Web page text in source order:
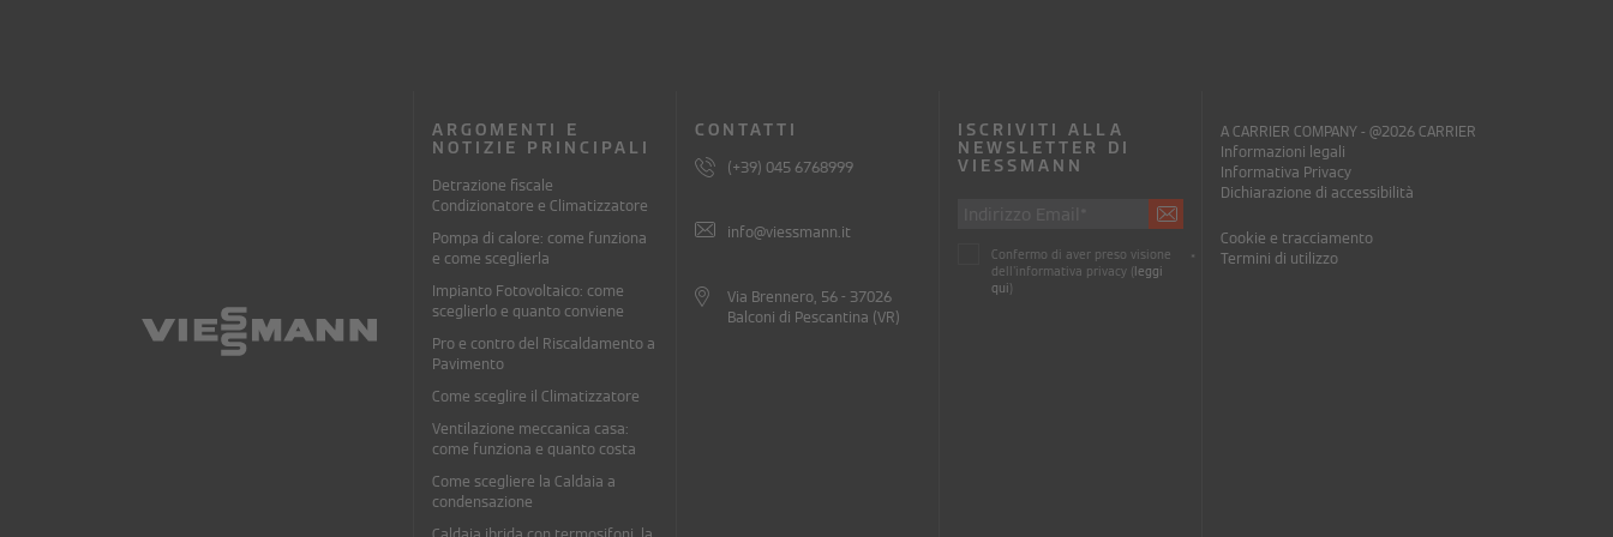
ARGOMENTI E
NOTIZIE PRINCIPALI
Detrazione fiscale
Condizionatore e Climatizzatore
Pompa di calore: come funziona
e come sceglierla
Impianto Fotovoltaico: come
sceglierlo e quanto conviene
Pro e contro del Riscaldamento a
Pavimento
Come sceglire il Climatizzatore
Ventilazione meccanica casa:
come funziona e quanto costa
Come scegliere la Caldaia a
condensazione
CONTATTI
(+39) 045 6768999
info@viessmann.it
Via Brennero, 56 - 37026
Balconi di Pescantina (VR)
ISCRIVITI ALLA
NEWSLETTER DI
VIESSMANN
Confermo di aver preso visione
dell'informativa privacy ( leggi
qui
*
A CARRIER COMPANY - @2026 CARRIER
Informazioni legali
Informativa Privacy
Dichiarazione di accessibilità
Cookie e tracciamento
Termini di utilizzo